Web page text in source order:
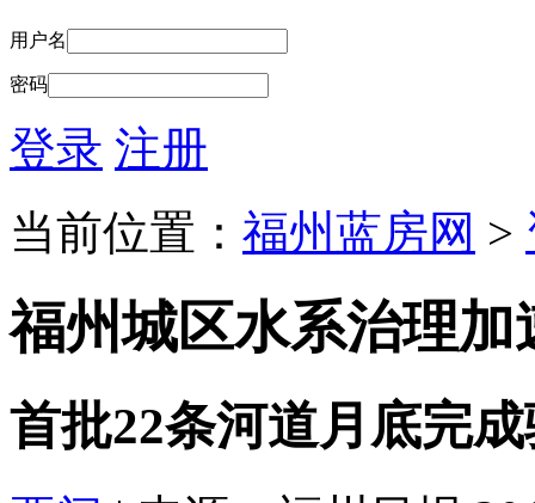
用户名
密码
登录 注册
当前位置： 福州蓝房网 >
福州城区水系治理加
首批22条河道月底完